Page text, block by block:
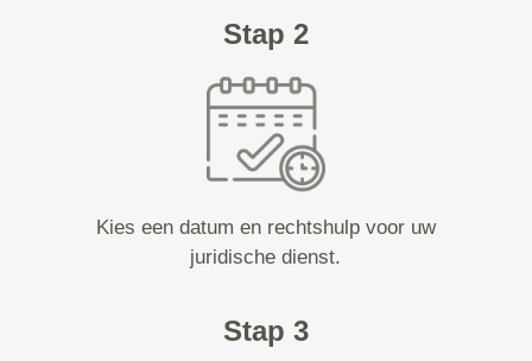
Stap 2
Kies een datum en rechtshulp voor uw
juridische dienst.
Stap 3